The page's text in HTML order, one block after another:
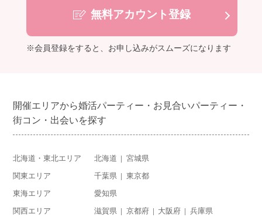
無料アカウント登録
※会員登録をすると、お申し込みがスムーズになります
開催エリアから婚活パーティー・お見合いパーティー・
街コン・出会いを探す
北海道・東北エリア 北海道 宮城県
関東エリア 千葉県 東京都
東海エリア 愛知県
関西エリア 滋賀県 京都府 大阪府 兵庫県